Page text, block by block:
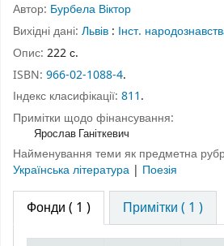
Автор: Бурбела Віктор
Вихідні дані: Львів : Інст.
Опис: 222 с.
ISBN: 966-02-1088-4.
Індекс класифікації: 811.
Примітки щодо фінансування:
Ярослав Ганіткевич
Найменування теми як предметна
Українська література | Поезія
Фонди ( 1 ) Примітки ( 1 )